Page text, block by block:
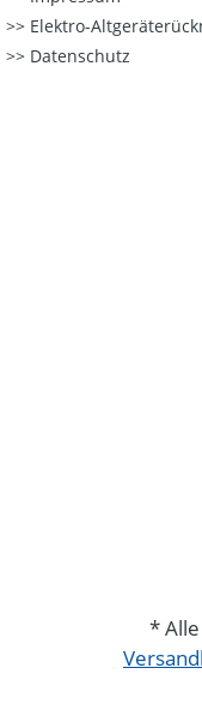
Elektro-
Datenschutz
*